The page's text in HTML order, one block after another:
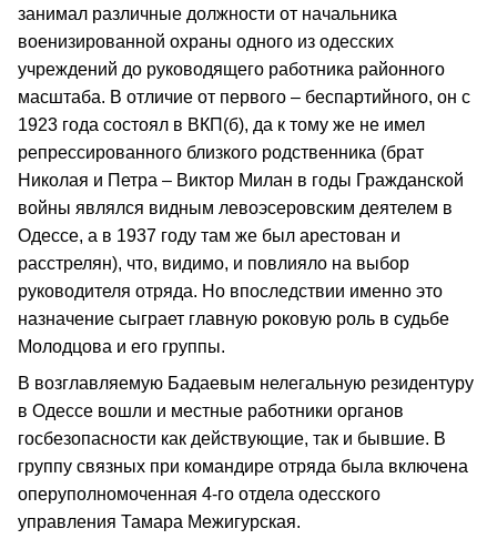
занимал различные должности от начальника
военизированной охраны одного из одесских
учреждений до руководящего работника районного
масштаба. В отличие от первого – беспартийного, он с
1923 года состоял в ВКП(б), да к тому же не имел
репрессированного близкого родственника (брат
Николая и Петра – Виктор Милан в годы Гражданской
войны являлся видным левоэсеровским деятелем в
Одессе, а в 1937 году там же был арестован и
расстрелян), что, видимо, и повлияло на выбор
руководителя отряда. Но впоследствии именно это
назначение сыграет главную роковую роль в судьбе
Молодцова и его группы.
В возглавляемую Бадаевым нелегальную резидентуру
в Одессе вошли и местные работники органов
госбезопасности как действующие, так и бывшие. В
группу связных при командире отряда была включена
оперуполномоченная 4-го отдела одесского
управления Тамара Межигурская.